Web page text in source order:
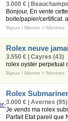
3.000 € |
Bonjour, En vente
boite/papier/certificat.
Bijoux / Montre > Montres
Rolex neuve
3.550 € | Cayres (43)
rolex oyster perpetual
Bijoux / Montre > Montres
Rolex
3.000 € | Avernes (95)
Je vends ma rolex
Parfait Etat pareil que